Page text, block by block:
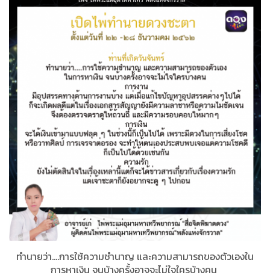
ทำนายว่า....การใช้ความชำนาญ และความสามารถของตัวเองใน
การหาเงิน จนบ้างครั้งอาจจะไม่ใจใครบ้างคน